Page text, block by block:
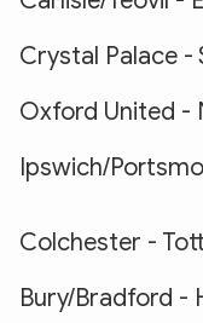
Crystal Palace -
Oxford United -
Ipswich/
Colchester -
Bury/Bradford -